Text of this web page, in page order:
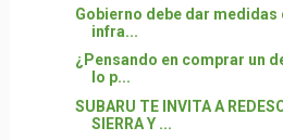
Gobierno debe dar medidas
infra...
¿Pensando en comprar un
lo p...
SUBARU TE INVITA A
SIERRA Y ...